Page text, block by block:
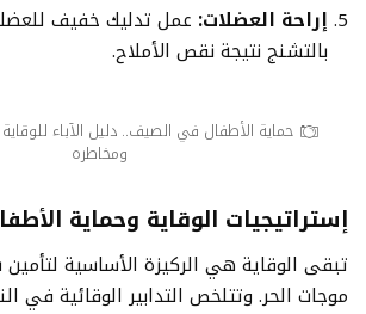
إراحة العضلات: عمل تدليك خفيف
بالتشنج نتيجة نقص الأملاح.
حماية الأطفال في الصيف.. دليل الآباء
ومخاطره
إستراتيجيات الوقاية وحماية
تبقى الوقاية هي الركيزة الأساسية
موجات الحر. وتتلخص التدابير الوقائية في